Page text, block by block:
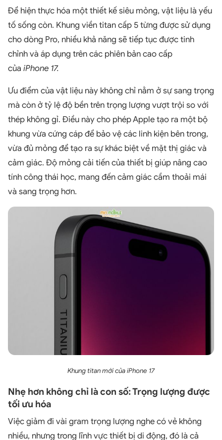
Để hiện thực hóa một thiết kế siêu mỏng, vật liệu là yếu
tố sống còn. Khung viền titan cấp 5 từng được sử dụng
cho dòng Pro, nhiều khả năng sẽ tiếp tục được tinh
chỉnh và áp dụng trên các phiên bản cao cấp
của iPhone 17.
Ưu điểm của vật liệu này không chỉ nằm ở sự sang trọng
mà còn ở tỷ lệ độ bền trên trọng lượng vượt trội so với
thép không gỉ. Điều này cho phép Apple tạo ra một bộ
khung vừa cứng cáp để bảo vệ các linh kiện bên trong,
vừa đủ mỏng để tạo ra sự khác biệt về mặt thị giác và
cảm giác. Độ mỏng cải tiến của thiết bị giúp nâng cao
tính công thái học, mang đến cảm giác cầm thoải mái
và sang trọng hơn.
Khung titan mới của iPhone 17
Nhẹ hơn không chỉ là con số: Trọng lượng được
tối ưu hóa
Việc giảm đi vài gram trọng lượng nghe có vẻ không
nhiều, nhưng trong lĩnh vực thiết bị di động, đó là cả